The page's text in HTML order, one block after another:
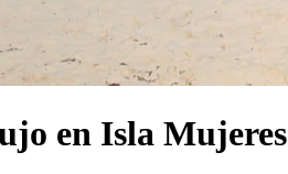
en Isla Mujeres